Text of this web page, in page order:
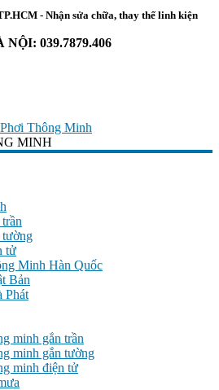
- Nhận sửa chữa, thay thế linh kiện
NỘI: 039.7879.406
tường
tử
Minh Hàn Quốc
Bản
Phát
minh gắn trần
minh gắn tường
minh điện tử